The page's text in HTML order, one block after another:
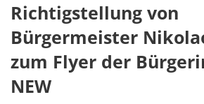
Richtigstellung von
Bürgermeister
zum Flyer der
NEW